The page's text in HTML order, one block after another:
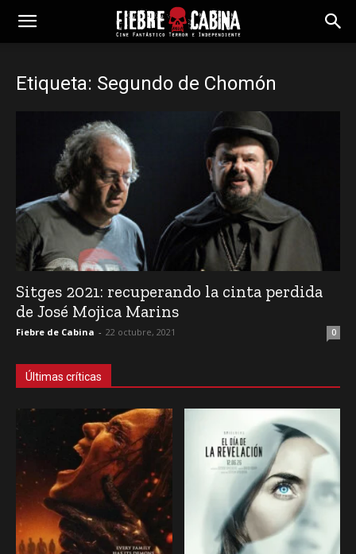
Etiqueta: Segundo de Chomón
Sitges 2021: recuperando la cinta perdida
de José Mojica Marins
Fiebre de Cabina - 22 octubre, 2021 0
Últimas críticas